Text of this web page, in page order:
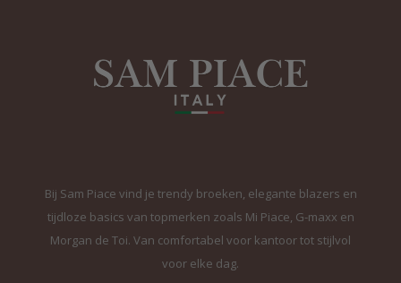
Bij Sam Piace vind je trendy broeken, elegante blazers en
tijdloze basics van topmerken zoals Mi Piace, G-maxx en
Morgan de Toi. Van comfortabel voor kantoor tot stijlvol
voor elke dag.